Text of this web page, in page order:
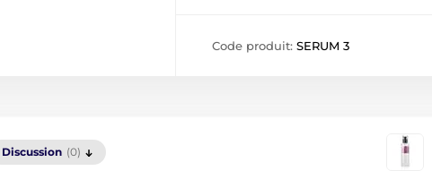
Code produit: SERUM 3
Discussion (0)